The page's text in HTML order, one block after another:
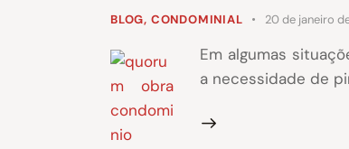
BLOG, CONDOMINIAL 20 de janeiro
Em algumas
a necessidade de